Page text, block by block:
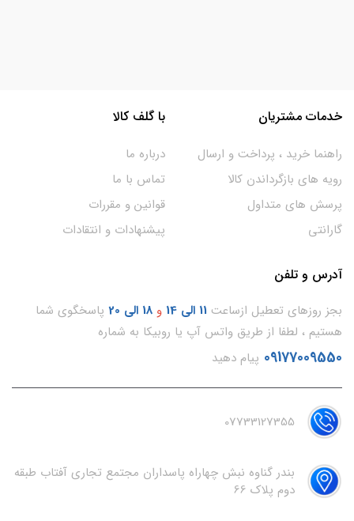
خدمات مشتریان
راهنما خرید ، پرداخت و ارسال
رویه های بازگرداندن کالا
پرسش های متداول
گارانتی
با گلف کالا
درباره ما
تماس با ما
قوانین و مقررات
پیشنهادات و انتقادات
آدرس و تلفن
بجز روزهای تعطیل ازساعت 11 الی 14 و 18 الی 20
پاسخگوی شما
هستیم ، لطفا از طریق واتس آپ یا روبیکا به شماره
09177009550 پیام دهید
07733127355
بندر گناوه نبش چهاراه پاسداران مجتمع تجاری آفتاب طبقه
دوم پلاک 66